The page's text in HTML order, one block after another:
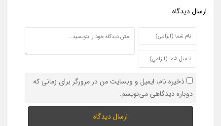
ارسال ديدگاه
ذخیره نام، ایمیل و وبسایت من در مرورگر برای زمانی که
دوباره دیدگاهی می‌نویسم.